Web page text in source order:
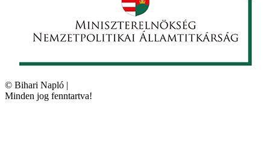
© Bihari Napló |
Minden jog fenntartva!